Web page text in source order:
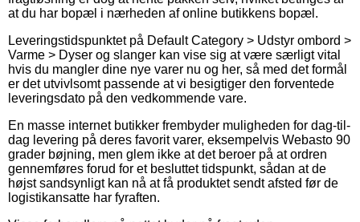
at du har bopæl i nærheden af online butikkens bopæl.
Leveringstidspunktet på Default Category > Udstyr ombord >
Varme > Dyser og slanger kan vise sig at være særligt vital
hvis du mangler dine nye varer nu og her, så med det formål
er det utvivlsomt passende at vi besigtiger den forventede
leveringsdato på den vedkommende vare.
En masse internet butikker frembyder muligheden for dag-til-
dag levering på deres favorit varer, eksempelvis Webasto 90
grader bøjning, men glem ikke at det beroer på at ordren
gennemføres forud for et besluttet tidspunkt, sådan at de
højst sandsynligt kan nå at få produktet sendt afsted før de
logistikansatte har fyraften.